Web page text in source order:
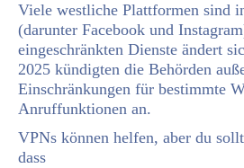
Viele westliche Plattformen sind
(darunter Facebook und
eingeschränkten Dienste ändert
2025 kündigten die Behörden
Einschränkungen für bestimmte
Anruffunktionen an.
VPNs können helfen, aber du
dass